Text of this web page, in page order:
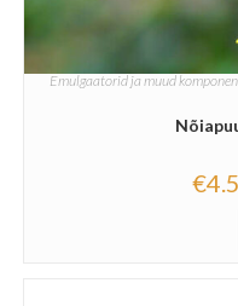
Emulgaatorid ja muud
€